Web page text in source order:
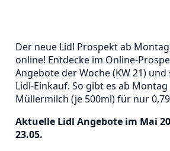
Der neue Lidl Prospekt ab
online! Entdecke im Online-
Angebote der Woche (KW 21)
Lidl-Einkauf. So gibt es ab
Müllermilch (je 500ml) für nur
Aktuelle Lidl Angebote im Mai
23.05.